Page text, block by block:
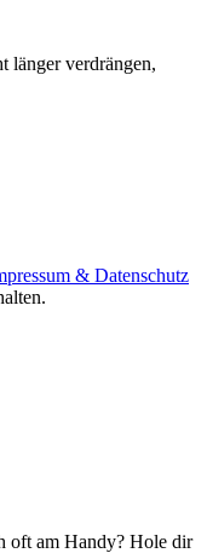
länger verdrängen,
& Datenschutz
oft am Handy? Hole dir